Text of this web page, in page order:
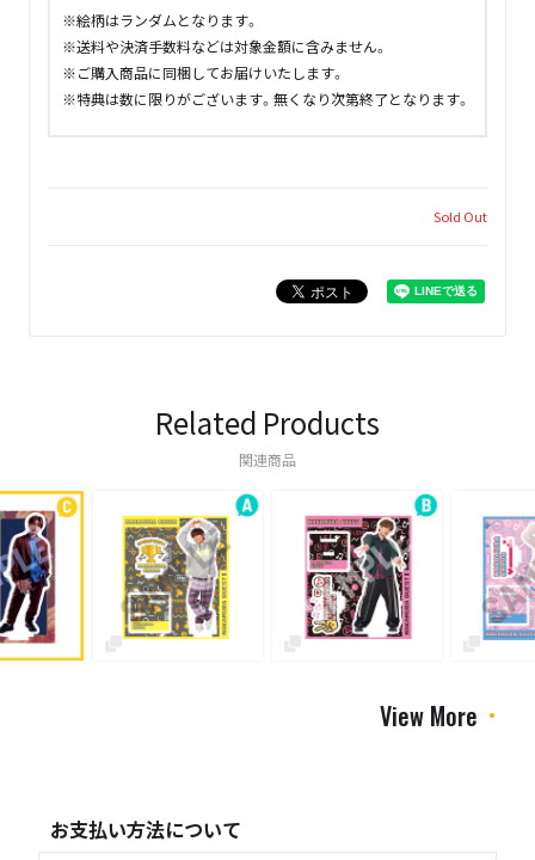
※絵柄はランダムとなります。
※送料や決済手数料などは対象金額に含みません。
※ご購入商品に同梱してお届けいたします。
※特典は数に限りがございます。無くなり次第終了となります。
Sold Out
Related Products
関連商品
View More
お支払い方法について